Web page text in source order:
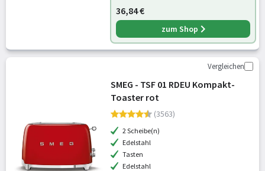
36,84 €
zum Shop
Vergleichen
SMEG - TSF 01 RDEU Kompakt-
Toaster rot
(3563)
2 Scheibe(n)
Edelstahl
Tasten
Edelstahl